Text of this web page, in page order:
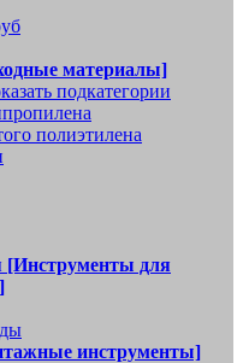
материалы]
подкатегории
полиэтилена
[Инструменты для
инструменты]